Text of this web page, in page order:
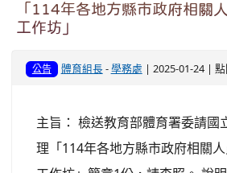
「114年各地方縣市政府相關
工作坊」
公告 體育組長-學務處 | 2025-01-24 |
主旨： 檢送教育部體育署委請國
理「114年各地方縣市政府相關